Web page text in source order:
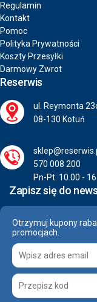
Regulamin
Kontakt
Pomoc
Polityka Prywatności
Koszty Przesyłki
Darmowy Zwrot
Reserwis
ul. Reymonta
08-130 Kotuń
570 008 200
Pn-Pt: 10.00 -
Zapisz się do
Otrzymuj kupony
promocjach.